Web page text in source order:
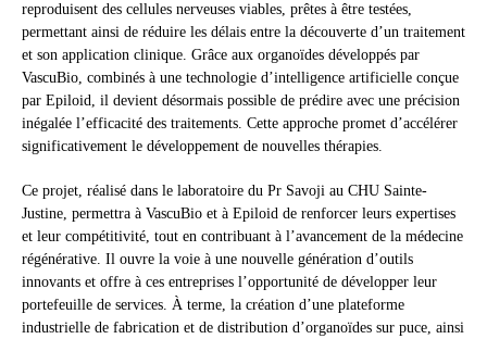
reproduisent des cellules nerveuses viables, prêtes à être testées,
permettant ainsi de réduire les délais entre la découverte d’un traitement
et son application clinique. Grâce aux organoïdes développés par
VascuBio, combinés à une technologie d’intelligence artificielle conçue
par Epiloid, il devient désormais possible de prédire avec une précision
inégalée l’efficacité des traitements. Cette approche promet d’accélérer
significativement le développement de nouvelles thérapies.
Ce projet, réalisé dans le laboratoire du Pr Savoji au CHU Sainte-
Justine, permettra à VascuBio et à Epiloid de renforcer leurs expertises
et leur compétitivité, tout en contribuant à l’avancement de la médecine
régénérative. Il ouvre la voie à une nouvelle génération d’outils
innovants et offre à ces entreprises l’opportunité de développer leur
portefeuille de services. À terme, la création d’une plateforme
industrielle de fabrication et de distribution d’organoïdes sur puce, ainsi